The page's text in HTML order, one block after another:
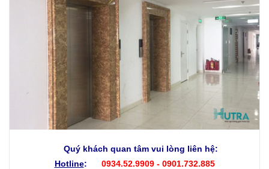
Quý khách quan tâm vui lòng liên hệ:
Hotline:
0934.52.9909 - 0901.732.885